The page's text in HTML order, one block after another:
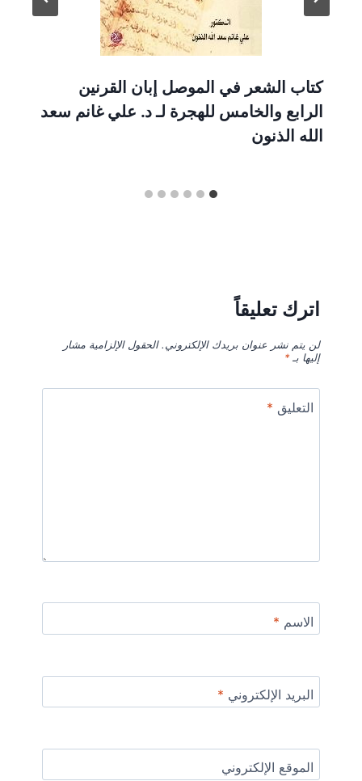
كتاب الشعر في الموصل إبان القرنين
الرابع والخامس للهجرة لـ د. علي غانم سعد
الله الذنون
اترك تعليقاً
لن يتم نشر عنوان بريدك الإلكتروني. الحقول الإلزامية مشار
إليها بـ*
التعليق *
الاسم *
البريد الإلكتروني *
الموقع الإلكتروني